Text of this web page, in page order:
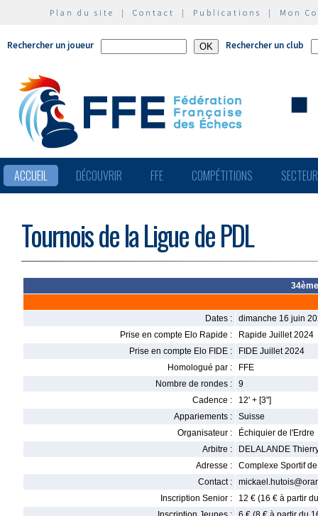
Plan du site | Contact | Publications | Mon
Rechercher un joueur Rechercher un club
ACCUEIL DÉCOUVRIR FFE COMPÉTITIONS
Tournois de la Ligue de PDL
Dates :
dimanche 16 juin
Prise en compte Elo Rapide :
Rapide Juillet 2024
Prise en compte Elo FIDE :
FIDE Juillet 2024
Homologué par :
FFE
Nombre de rondes :
9
Cadence :
12' + [3'']
Appariements :
Suisse
Organisateur :
Échiquier de l'Erdre
Arbitre :
DELALANDE
Adresse :
Complexe Sportif
Contact :
Inscription Senior :
12 € (16 € à partir